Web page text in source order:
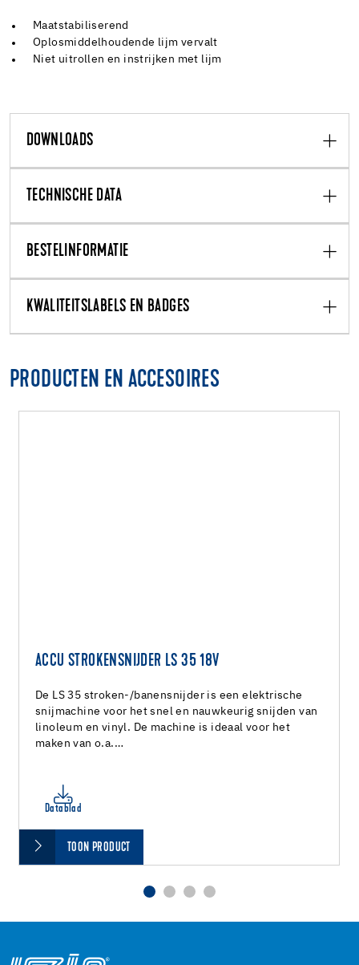
Maatstabiliserend
Oplosmiddelhoudende lijm vervalt
Niet uitrollen en instrijken met lijm
DOWNLOADS
TECHNISCHE DATA
BESTELINFORMATIE
KWALITEITSLABELS EN BADGES
PRODUCTEN EN ACCESOIRES
ACCU STROKENSNIJDER LS 35 18V
De LS 35 stroken-/banensnijder is een elektrische
snijmachine voor het snel en nauwkeurig snijden van
linoleum en vinyl. De machine is ideaal voor het
maken van o.a.…
Datablad
TOON PRODUCT